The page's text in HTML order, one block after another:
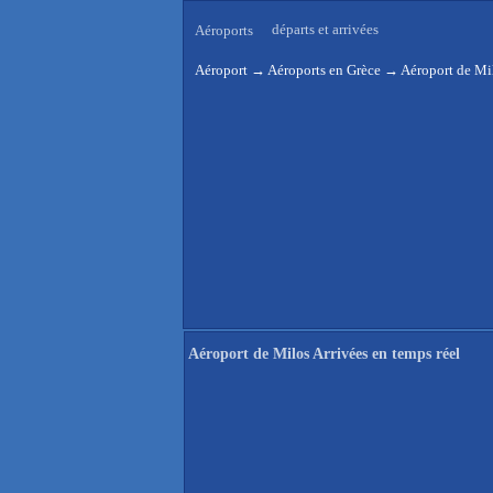
Aéroports départs et arrivées
Aéroport → Aéroports en Grèce → Aéroport de
Aéroport de Milos Arrivées en temps réel